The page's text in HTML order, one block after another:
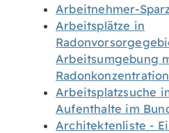
Arbeitnehmer-
Arbeitsplätze in
Arbeitsumgebung
Arbeitsplatzsuche
Aufenthalte im
Architektenliste -